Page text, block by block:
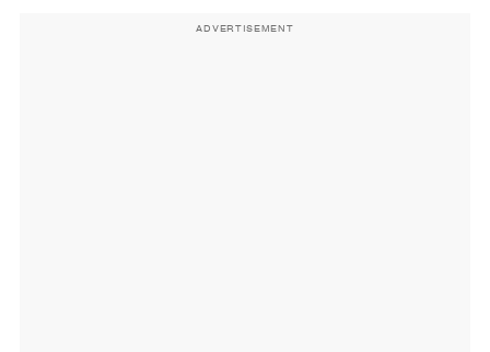
ADVERTISEMENT